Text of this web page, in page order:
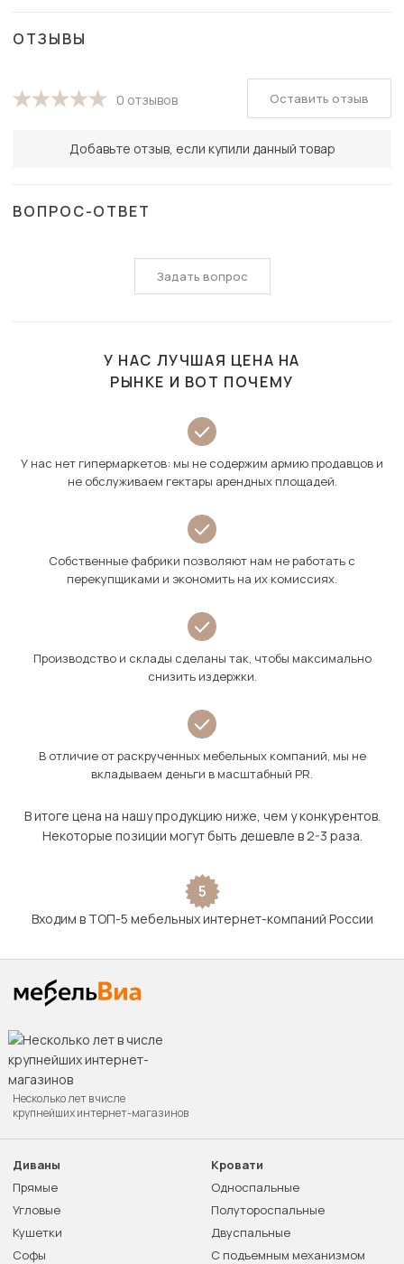
ОТЗЫВЫ
0 отзывов
Добавьте отзыв, если купили данный товар
Оставить отзыв
ВОПРОС-ОТВЕТ
Задать вопрос
У НАС ЛУЧШАЯ ЦЕНА НА
РЫНКЕ И ВОТ ПОЧЕМУ
У нас нет гипермаркетов: мы не содержим армию продавцов и
не обслуживаем гектары арендных площадей.
Собственные фабрики позволяют нам не работать с
перекупщиками и экономить на их комиссиях.
Производство и склады сделаны так, чтобы максимально
снизить издержки.
В отличие от раскрученных мебельных компаний, мы не
вкладываем деньги в масштабный PR.
В итоге цена на нашу продукцию ниже, чем у конкурентов.
Некоторые позиции могут быть дешевле в 2-3 раза.
5
Входим в ТОП-5 мебельных интернет-компаний России
Несколько лет в числе
крупнейших интернет-магазинов
Диваны
Прямые
Угловые
Кушетки
Софы
Кровати
Односпальные
Полутороспальные
Двуспальные
С подъемным механизмом